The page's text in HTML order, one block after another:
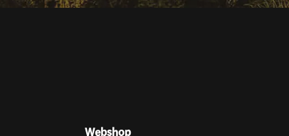
Webshop